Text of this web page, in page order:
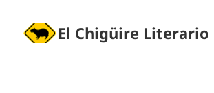
El Chigüire Literario